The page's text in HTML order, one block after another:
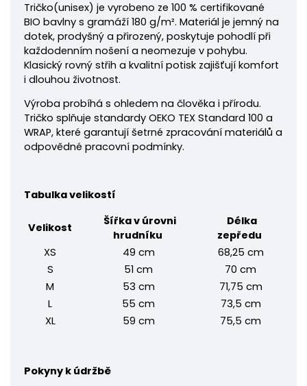
Tričko(unisex) je vyrobeno ze 100 % certifikované
BIO bavlny s gramáží 180 g/m². Materiál je jemný na
dotek, prodyšný a přirozený, poskytuje pohodlí při
každodenním nošení a neomezuje v pohybu.
Klasický rovný střih a kvalitní potisk zajišťují komfort
i dlouhou životnost.
Výroba probíhá s ohledem na člověka i přírodu.
Tričko splňuje standardy OEKO TEX Standard 100 a
WRAP, které garantují šetrné zpracování materiálů a
odpovědné pracovní podmínky.
Tabulka velikostí
Velikost
Šířka v úrovni
hrudníku
Délka
zepředu
XS
49 cm
68,25 cm
S
51 cm
70 cm
M
53 cm
71,75 cm
L
55 cm
73,5 cm
XL
59 cm 75,5 cm
Pokyny k údržbě